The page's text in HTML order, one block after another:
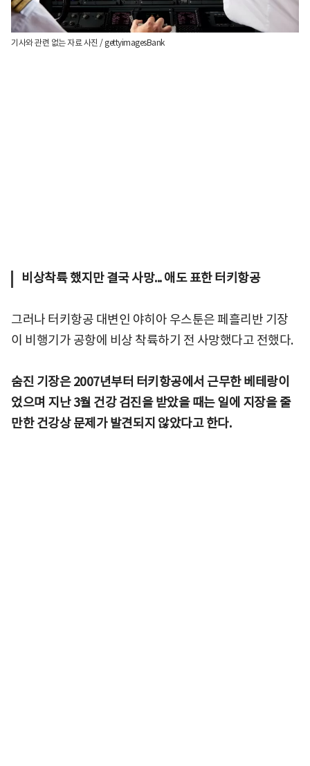
기사와 관련 없는 자료 사진 / gettyimagesBank
비상착륙 했지만 결국 사망... 애도 표한 터키항공
그러나 터키항공 대변인 야히아 우스툰은 페흘리반 기장
이 비행기가 공항에 비상 착륙하기 전 사망했다고 전했다.
숨진 기장은 2007년부터 터키항공에서 근무한 베테랑이
었으며 지난 3월 건강 검진을 받았을 때는 일에 지장을 줄
만한 건강상 문제가 발견되지 않았다고 한다.